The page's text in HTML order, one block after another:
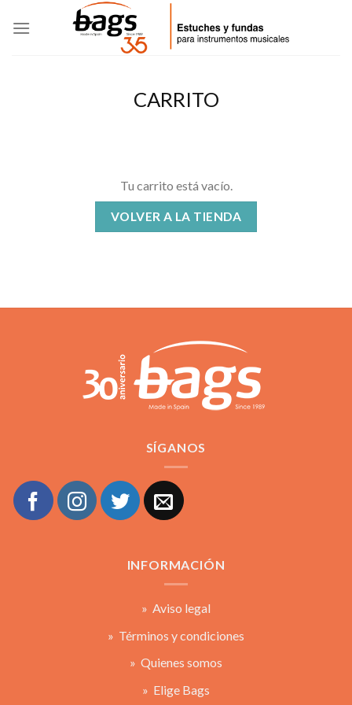
CARRITO
Tu carrito está vacío.
VOLVER A LA TIENDA
SÍGANOS
INFORMACIÓN
» Aviso legal
» Términos y condiciones
» Quienes somos
» Elige Bags